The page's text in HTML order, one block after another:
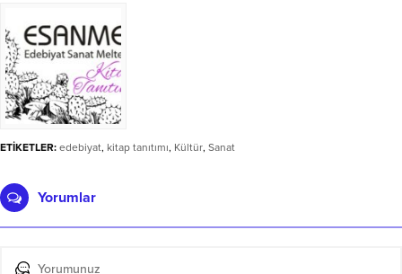
ETİKETLER: edebiyat, kitap tanıtımı, Kültür, Sanat
Yorumlar